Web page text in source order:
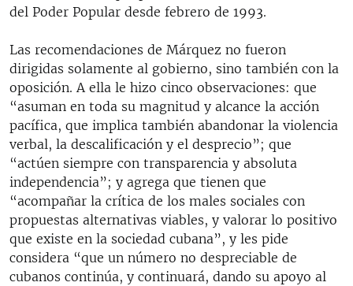
del Poder Popular desde febrero de 1993.
Las recomendaciones de Márquez no fueron
dirigidas solamente al gobierno, sino también con la
oposición. A ella le hizo cinco observaciones: que
“asuman en toda su magnitud y alcance la acción
pacífica, que implica también abandonar la violencia
verbal, la descalificación y el desprecio”; que
“actúen siempre con transparencia y absoluta
independencia”; y agrega que tienen que
“acompañar la crítica de los males sociales con
propuestas alternativas viables, y valorar lo positivo
que existe en la sociedad cubana”, y les pide
considera “que un número no despreciable de
cubanos continúa, y continuará, dando su apoyo al